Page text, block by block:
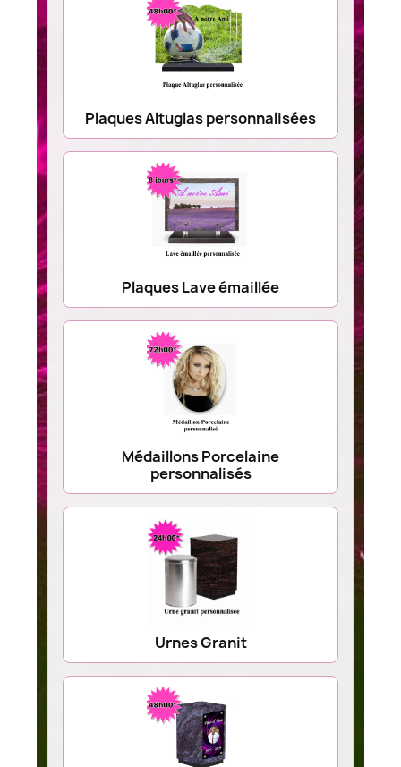
Plaques Altuglas personnalisées
Plaques Lave émaillée
Médaillons Porcelaine
personnalisés
Urnes Granit